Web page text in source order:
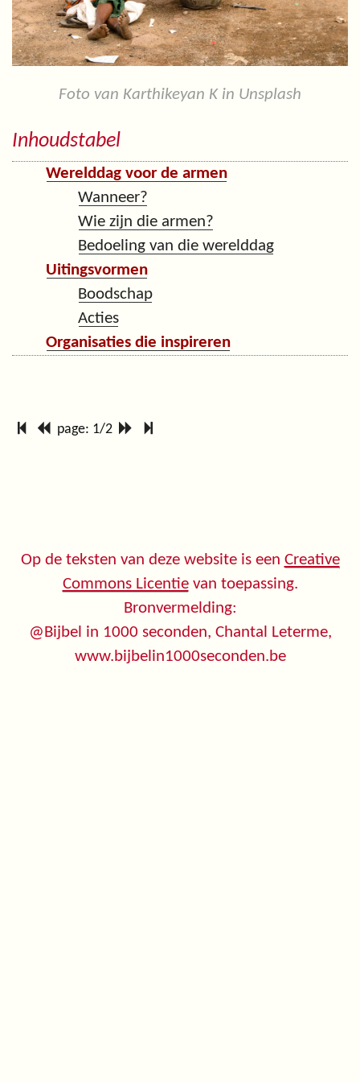
Foto van Karthikeyan K in Unsplash
Inhoudstabel
Werelddag voor de armen
Wanneer?
Wie zijn die armen?
Bedoeling van die werelddag
Uitingsvormen
Boodschap
Acties
Organisaties die inspireren
page: 1/2
Op de teksten van deze website is een Creative
Commons Licentievan toepassing.
Bronvermelding:
@Bijbel in 1000 seconden, Chantal Leterme,
www.bijbelin1000seconden.be